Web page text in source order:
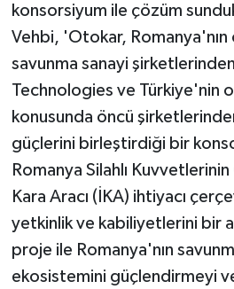
konsorsiyum ile çözüm
Vehbi, 'Otokar, Romanya'nın
savunma sanayi
Technologies ve Türkiye'nin
konusunda öncü
güçlerini birleştirdiği bir
Romanya Silahlı Kuvvetlerinin
Kara Aracı (İKA) ihtiyacı
yetkinlik ve kabiliyetlerini bir
proje ile Romanya'nın
ekosistemini güçlendirmeyi